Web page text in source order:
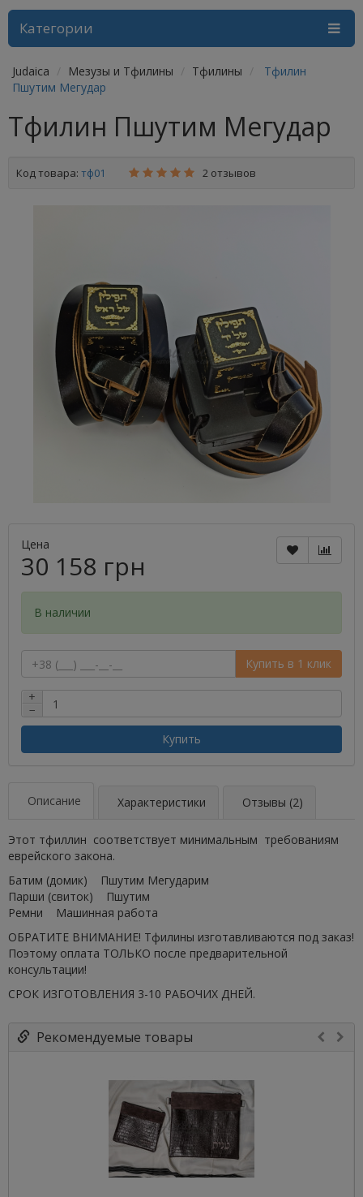
Категории
Judaica Мезузы и Тфилины Тфилины
Тфилин
Пшутим Мегудар
Тфилин Пшутим Мегудар
Код товара: тф01 2 отзывов
Цена
30 158 грн
В наличии
Купить в 1 клик
+
−
Купить
Описание Характеристики Отзывы (2)
Этот тфиллин соответствует минимальным требованиям
еврейского закона.
Батим (домик) Пшутим Мегударим
Парши (свиток) Пшутим
Ремни Машинная работа
ОБРАТИТЕ ВНИМАНИЕ! Тфилины изготавливаются под заказ!
Поэтому оплата ТОЛЬКО после предварительной
консультации!
СРОК ИЗГОТОВЛЕНИЯ 3-10 РАБОЧИХ ДНЕЙ.
Рекомендуемые товары